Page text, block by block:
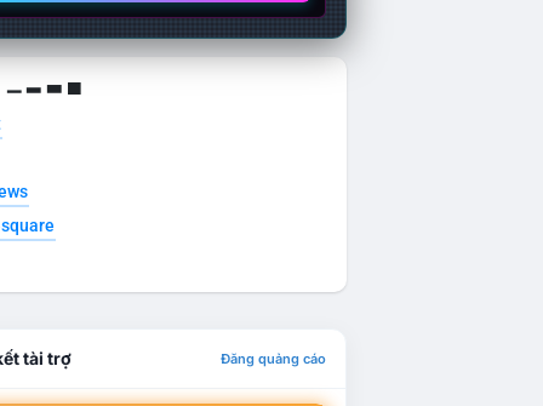
▁ ▂ ▃ ▄
tài trợ Đăng quảng cáo